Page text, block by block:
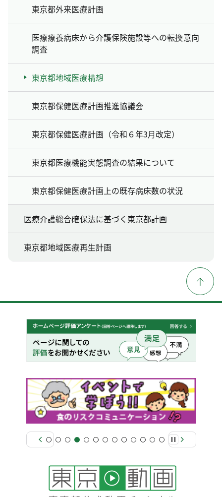
東京都外来医療計画
医療療養病床から介護保険施設等への転換意向
調査
東京都地域医療構想
東京都保健医療計画推進協議会
東京都保健医療計画（令和６年3月改定）
東京都医療機能実態調査の結果について
東京都保健医療計画上の既存病床数の状況
医療介護総合確保法に基づく東京都計画
東京都地域医療再生計画